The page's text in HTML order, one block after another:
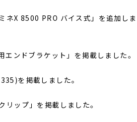
ネX 8500 PRO バイス式」を追加しま
ンドブラケット」を掲載しました。
を掲載しました。
リップ」を掲載しました。